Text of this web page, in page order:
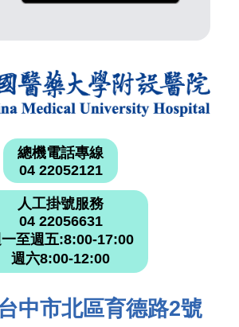
總機電話專線
04 22052121
人工掛號服務
04 22056631
至週五:8:00-17:00
週六8:00-12:00
中市北區育德路2號